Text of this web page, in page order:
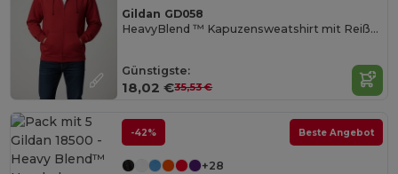
Gildan GD058
HeavyBlend ™ Kapuzensweatshirt mit Reißverschluss Herren
Günstigste:
18,02 €35,53 €
-42% Beste Angebot
+28